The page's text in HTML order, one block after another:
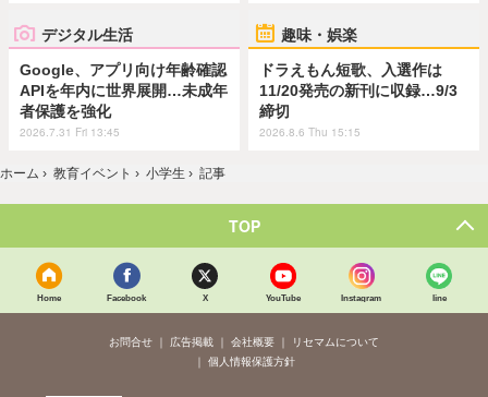
デジタル生活
Google、アプリ向け年齢確認
APIを年内に世界展開…未成年
者保護を強化
2026.7.31 Fri 13:45
趣味・娯楽
ドラえもん短歌、入選作は
11/20発売の新刊に収録…9/3
締切
2026.8.6 Thu 15:15
ホーム › 教育イベント › 小学生 › 記事
TOP
Home Facebook X YouTube Instagram line
お問合せ 広告掲載 会社概要
リセマムについて
個人情報保護方針